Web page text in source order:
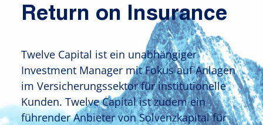
Return on Insurance
Twelve Capital ist ein unabhängiger
Investment Manager mit Fokus auf Anlagen
im Versicherungssektor für institutionelle
Kunden. Twelve Capital ist zudem ein
führender Anbieter von Solvenzkapital für